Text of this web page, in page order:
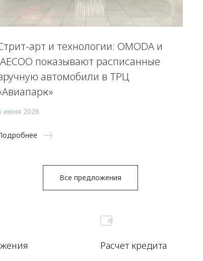
арт и технологии: OMODA и
показывают расписанные
автомобили в ТРЦ
июня 2026
Все предложения
Расчет кредита